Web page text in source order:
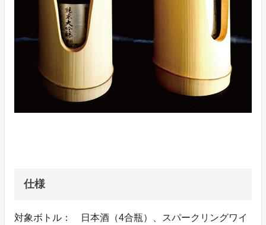
仕様
対象ボトル： 日本酒（4合瓶）、スパークリングワイ